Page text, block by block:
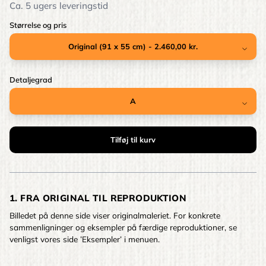
Ca. 5 ugers leveringstid
Størrelse og pris
Detaljegrad
1. FRA ORIGINAL TIL REPRODUKTION
Billedet på denne side viser originalmaleriet. For konkrete
sammenligninger og eksempler på færdige reproduktioner, se
venligst vores side ’Eksempler’ i menuen.